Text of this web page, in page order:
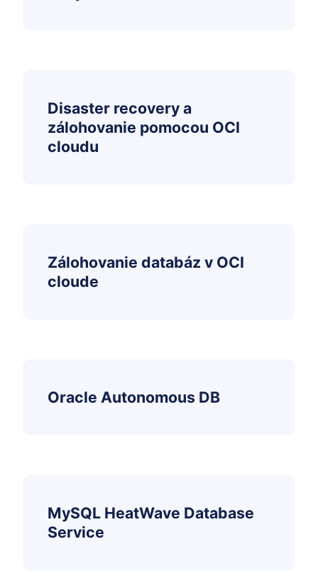
Disaster recovery a
zálohovanie pomocou OCI
cloudu
Zálohovanie databáz v OCI
cloude
Oracle Autonomous DB
MySQL HeatWave Database
Service